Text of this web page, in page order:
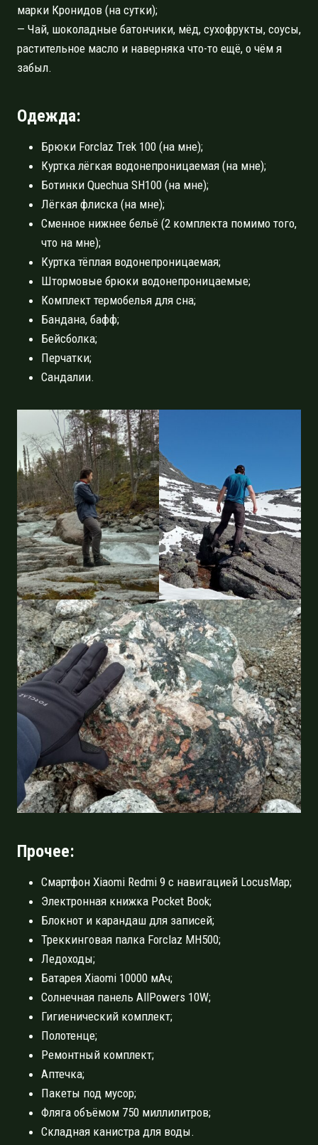
марки Кронидов (на сутки);
— Чай, шоколадные батончики, мёд, сухофрукты, соусы,
растительное масло и наверняка что-то ещё, о чём я
забыл.
Одежда:
Брюки Forclaz Trek 100 (на мне);
Куртка лёгкая водонепроницаемая (на мне);
Ботинки Quechua SH100 (на мне);
Лёгкая флиска (на мне);
Сменное нижнее бельё (2 комплекта помимо того,
что на мне);
Куртка тёплая водонепроницаемая;
Штормовые брюки водонепроницаемые;
Комплект термобелья для сна;
Бандана, бафф;
Бейсболка;
Перчатки;
Сандалии.
Прочее:
Смартфон Xiaomi Redmi 9 с навигацией LocusMap;
Электронная книжка Pocket Book;
Блокнот и карандаш для записей;
Треккинговая палка Forclaz MH500;
Ледоходы;
Батарея Xiaomi 10000 мАч;
Солнечная панель AllPowers 10W;
Гигиенический комплект;
Полотенце;
Ремонтный комплект;
Аптечка;
Пакеты под мусор;
Фляга объёмом 750 миллилитров;
Складная канистра для воды.